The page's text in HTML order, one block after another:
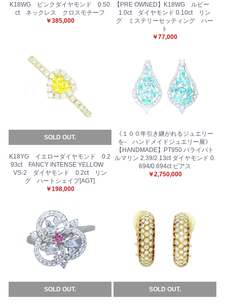
K18WG ピンクダイヤモンド 0.50
ct ネックレス クロスモチーフ
￥385,000
【PRE OWNED】K18WG ルビー
1.0ct ダイヤモンド 0.10ct リン
グ ミステリーセッティング ハー
ト
￥77,000
SOLD OUT.
K18YG イエローダイヤモンド 0.2
93ct FANCY INTENSE YELLOW
VS-2 ダイヤモンド 0.2ct リン
グ ハートシェイプ[AGT]
￥198,000
《１００年引き継がれるジュエリー
を- ハンドメイドジュエリー展》
【HANDMADE】PT950 パライバト
ルマリン 2.39/2.13ct ダイヤモンド 0.
694/0.694ct ピアス
￥2,750,000
SOLD OUT. SOLD OUT.